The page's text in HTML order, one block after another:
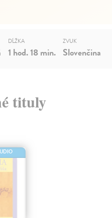
DĹŽKA
1 hod. 18 min.
ZVUK
Slovenčina
tituly